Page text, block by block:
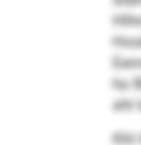
ho
shl
Khl